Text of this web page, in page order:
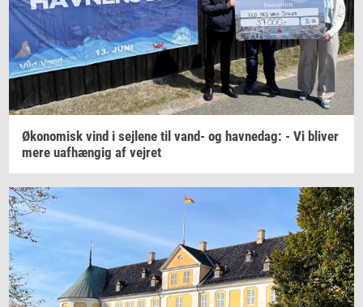
Øko­no­misk vind i sej­le­ne til vand- og hav­nedag: - Vi bli­ver
mere uaf­hæn­gig af vej­ret